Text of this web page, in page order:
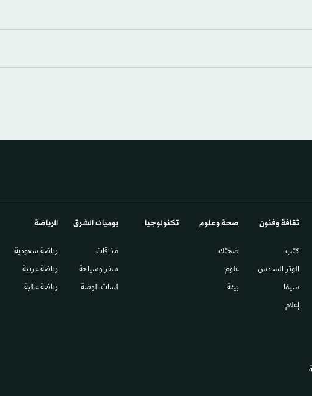
ثقافة وفنون
كتب
الوتر السادس​
سينما
إعلام
صحة وعلوم
صحتك
علوم
بيئة
تكنولوجيا يوميات الشرق​
مذاقات
سفر وسياحة
لمسات الموضة
الرياضة
رياضة سعودية
رياضة عربية
رياضة عالمية